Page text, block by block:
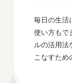
毎日の生活
使い方もで
ルの活用法
こなすため